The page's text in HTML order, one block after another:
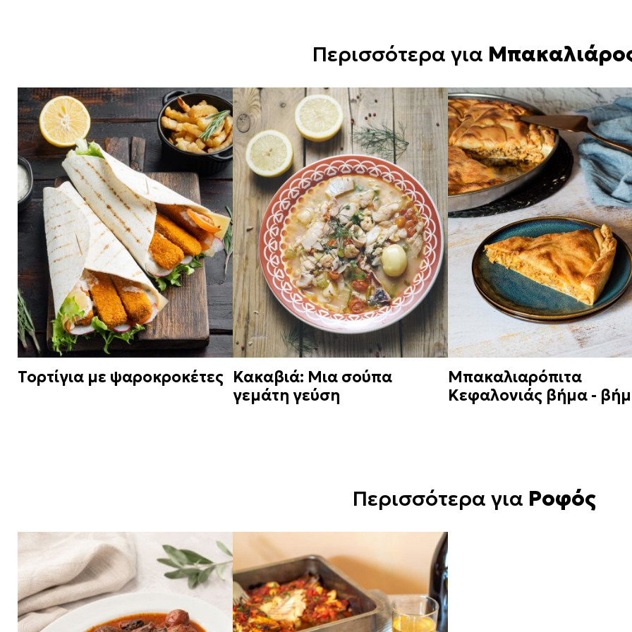
Περισσότερα για
Τορτίγια με ψαροκροκέτες Κακαβιά: Μια σούπα
γεμάτη γεύση
Μπακαλιαρόπιτα
Κεφαλονιάς βήμα -
Περισσότερα για Ροφός